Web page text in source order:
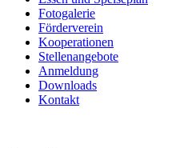
Fotogalerie
Förderverein
Kooperationen
Stellenangebote
Anmeldung
Downloads
Kontakt